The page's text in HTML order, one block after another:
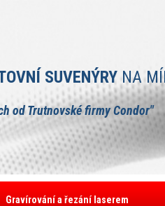
SUVENÝRYNA
od Trutnovské firmy Condor"
Gravírování a řezání laserem